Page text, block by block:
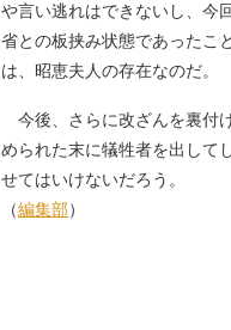
や言い逃れはできないし、今
省との板挟み状態であったこ
は、昭恵夫人の存在なのだ。
今後、さらに改ざんを裏付
められた末に犠牲者を出して
せてはいけないだろう。
（編集部）